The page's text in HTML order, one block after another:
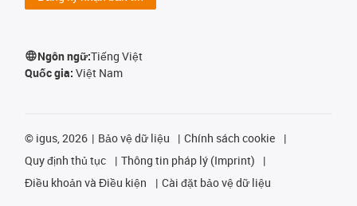
Ngôn ngữ:Tiếng Việt
Quốc gia: Việt Nam
© igus, 2026 Bảo vệ dữ liệu
Chính sách cookie
Quy định thủ tục
Thông tin pháp lý (Imprint)
Điều khoản và Điều kiện
Cài đặt bảo vệ dữ liệu